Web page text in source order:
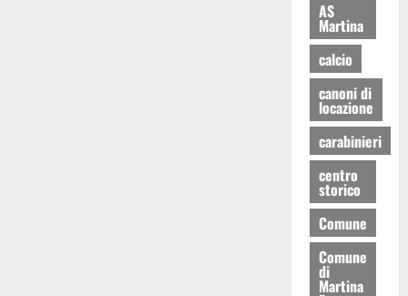
AS
Martina
calcio
canoni di
locazione
carabinieri
centro
storico
Comune
Comune
di
Martina